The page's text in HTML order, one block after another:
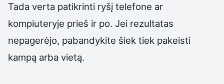
Tada verta patikrinti ryšį telefone ar
kompiuteryje prieš ir po. Jei rezultatas
nepagerėjo, pabandykite šiek tiek pakeisti
kampą arba vietą.